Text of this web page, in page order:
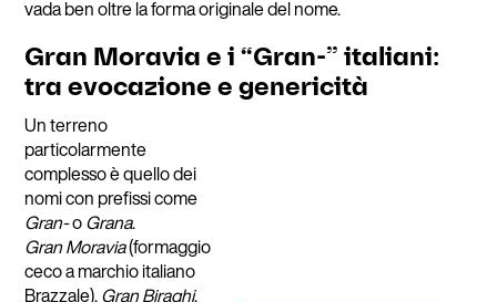
vada ben oltre la forma originale del nome.
Gran Moravia e i “Gran-” italiani:
tra evocazione e genericità
Un terreno
particolarmente
complesso è quello dei
nomi con prefissi come
Gran-oGrana.
Gran Moravia(formaggio
ceco a marchio italiano
Brazzale),Gran Biraghi,